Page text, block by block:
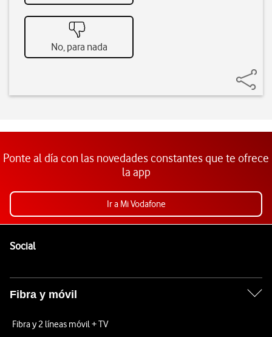
No, para nada
Ponte al día con las novedades constantes que te ofrece
la app
Ir a Mi Vodafone
SocialEnlaces a las redes sociales de Vodafone
Fibra y móvil
Fibra y 2 líneas móvil + TV